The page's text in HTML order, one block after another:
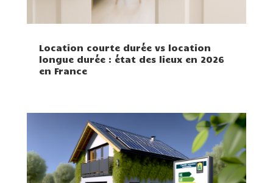
Location courte durée vs location
longue durée : état des lieux en 2026
en France